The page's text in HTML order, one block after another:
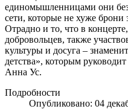
единомышленницами они
сети, которые не хуже
Отрадно и то, что в
добровольцев, также
культуры и досуга –
детства», которым
Анна Ус.
Подробности
Опубликовано: 04